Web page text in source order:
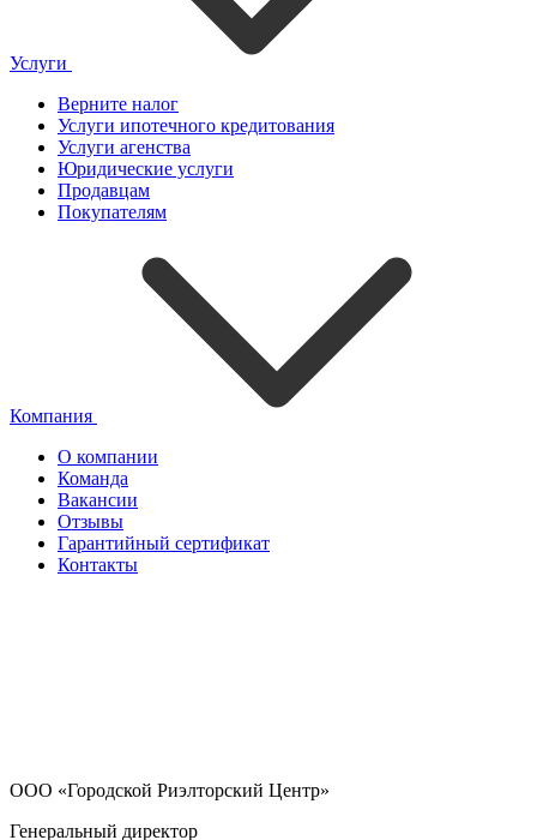
Услуги
Верните налог
Услуги ипотечного кредитования
Услуги агенства
Юридические услуги
Продавцам
Покупателям
Компания
О компании
Команда
Вакансии
Отзывы
Гарантийный сертификат
Контакты
ООО «Городской Риэлторский Центр»
Генеральный директор